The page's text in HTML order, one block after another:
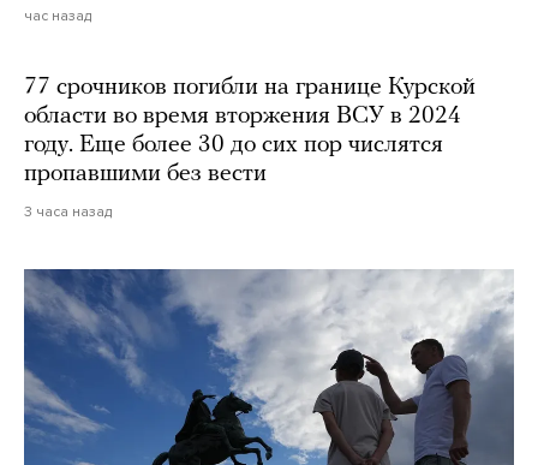
час назад
77 срочников погибли на границе Курской
области во время вторжения ВСУ в 2024
году. Еще более 30 до сих пор числятся
пропавшими без вести
3 часа назад